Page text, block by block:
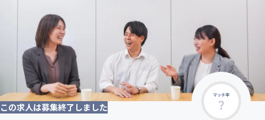
マッチ率
この求人は募集終了しました